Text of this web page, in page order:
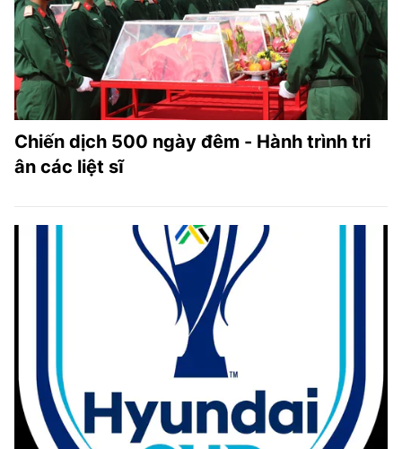
Chiến dịch 500 ngày đêm - Hành trình tri
ân các liệt sĩ